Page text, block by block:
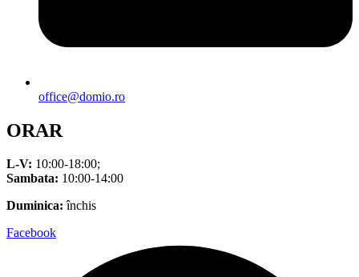
office@domio.ro
ORAR
L-V: 10:00-18:00;
Sambata: 10:00-14:00
Duminica: închis
Facebook